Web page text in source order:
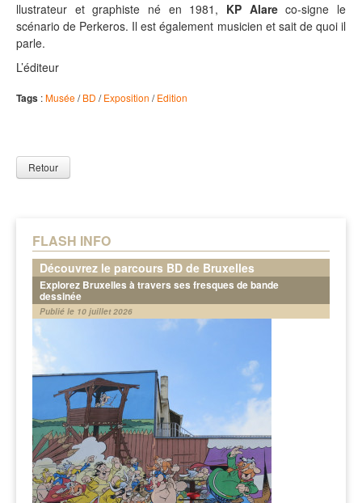
FLASH INFO
Découvrez le parcours BD de Bruxelles
Explorez Bruxelles à travers ses fresques de bande
dessinée
Publié le 10 juillet 2026
llustrateur et graphiste né en 1981, KP Alareco-signe le
scénario de Perkeros. Il est également musicien et sait de quoi il
parle.
L’éditeur
Tags :Musée/BD /Exposition /Edition
Retour